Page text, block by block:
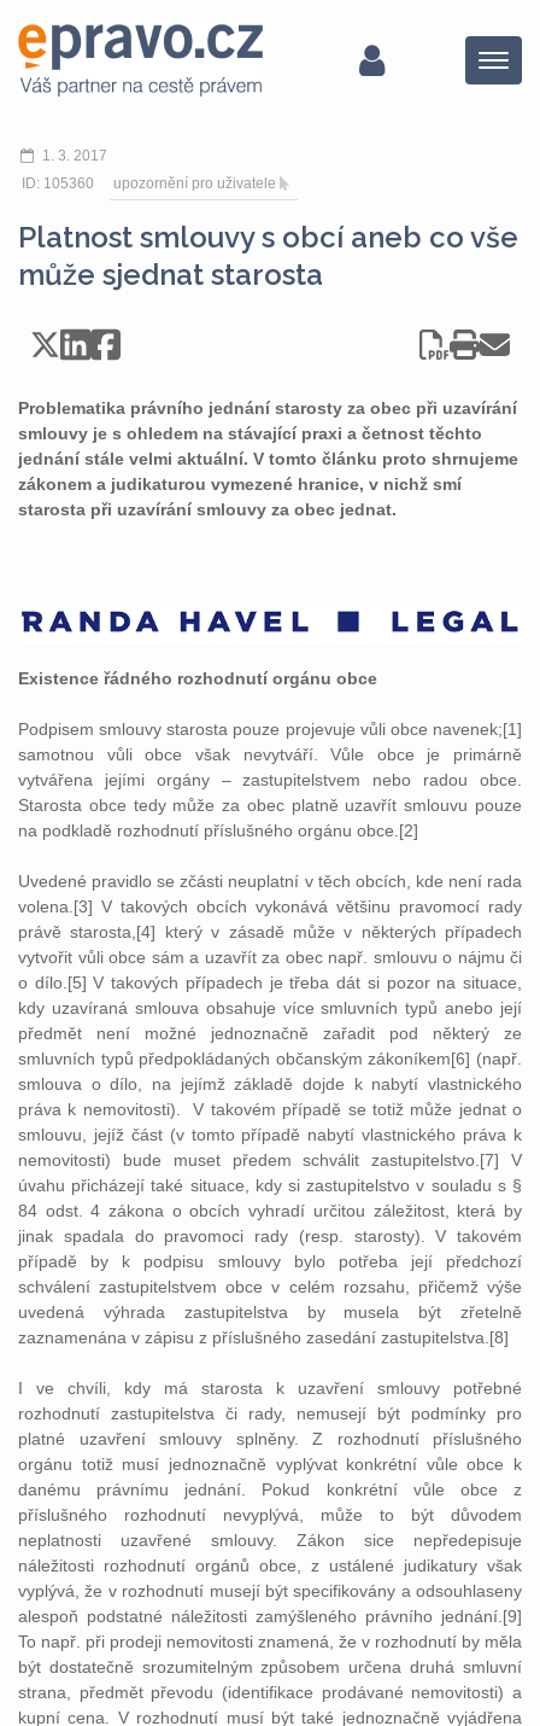
Menu
1. 3. 2017
ID: 105360
upozornění pro uživatele
Platnost smlouvy s obcí aneb co vše
může sjednat starosta
Problematika právního jednání starosty za obec při uzavírání
smlouvy je s ohledem na stávající praxi a četnost těchto
jednání stále velmi aktuální. V tomto článku proto shrnujeme
zákonem a judikaturou vymezené hranice, v nichž smí
starosta při uzavírání smlouvy za obec jednat.
Existence řádného rozhodnutí orgánu obce
Podpisem smlouvy starosta pouze projevuje vůli obce navenek;[1]
samotnou vůli obce však nevytváří. Vůle obce je primárně
vytvářena jejími orgány – zastupitelstvem nebo radou obce.
Starosta obce tedy může za obec platně uzavřít smlouvu pouze
na podkladě rozhodnutí příslušného orgánu obce.[2]
Uvedené pravidlo se zčásti neuplatní v těch obcích, kde není rada
volena.[3] V takových obcích vykonává většinu pravomocí rady
právě starosta,[4] který v zásadě může v některých případech
vytvořit vůli obce sám a uzavřít za obec např. smlouvu o nájmu či
o dílo.[5] V takových případech je třeba dát si pozor na situace,
kdy uzavíraná smlouva obsahuje více smluvních typů anebo její
předmět není možné jednoznačně zařadit pod některý ze
smluvních typů předpokládaných občanským zákoníkem[6] (např.
smlouva o dílo, na jejímž základě dojde k nabytí vlastnického
práva k nemovitosti). V takovém případě se totiž může jednat o
smlouvu, jejíž část (v tomto případě nabytí vlastnického práva k
nemovitosti) bude muset předem schválit zastupitelstvo.[7] V
úvahu přicházejí také situace, kdy si zastupitelstvo v souladu s §
84 odst. 4 zákona o obcích vyhradí určitou záležitost, která by
jinak spadala do pravomoci rady (resp. starosty). V takovém
případě by k podpisu smlouvy bylo potřeba její předchozí
schválení zastupitelstvem obce v celém rozsahu, přičemž výše
uvedená výhrada zastupitelstva by musela být zřetelně
zaznamenána v zápisu z příslušného zasedání zastupitelstva.[8]
I ve chvíli, kdy má starosta k uzavření smlouvy potřebné
rozhodnutí zastupitelstva či rady, nemusejí být podmínky pro
platné uzavření smlouvy splněny. Z rozhodnutí příslušného
orgánu totiž musí jednoznačně vyplývat konkrétní vůle obce k
danému právnímu jednání. Pokud konkrétní vůle obce z
příslušného rozhodnutí nevyplývá, může to být důvodem
neplatnosti uzavřené smlouvy. Zákon sice nepředepisuje
náležitosti rozhodnutí orgánů obce, z ustálené judikatury však
vyplývá, že v rozhodnutí musejí být specifikovány a odsouhlaseny
alespoň podstatné náležitosti zamýšleného právního jednání.[9]
To např. při prodeji nemovitosti znamená, že v rozhodnutí by měla
být dostatečně srozumitelným způsobem určena druhá smluvní
strana, předmět převodu (identifikace prodávané nemovitosti) a
kupní cena. V rozhodnutí musí být také jednoznačně vyjádřena